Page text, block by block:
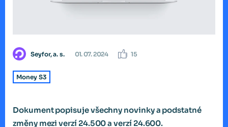
Seyfor, a. s. 01. 07. 2024 15
Money S3
Dokument popisuje všechny novinky a podstatné
změny mezi verzí 24.500 a verzí 24.600.